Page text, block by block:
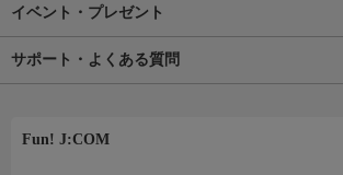
イベント・プレゼント
サポート・よくある質問
Fun! J:COM